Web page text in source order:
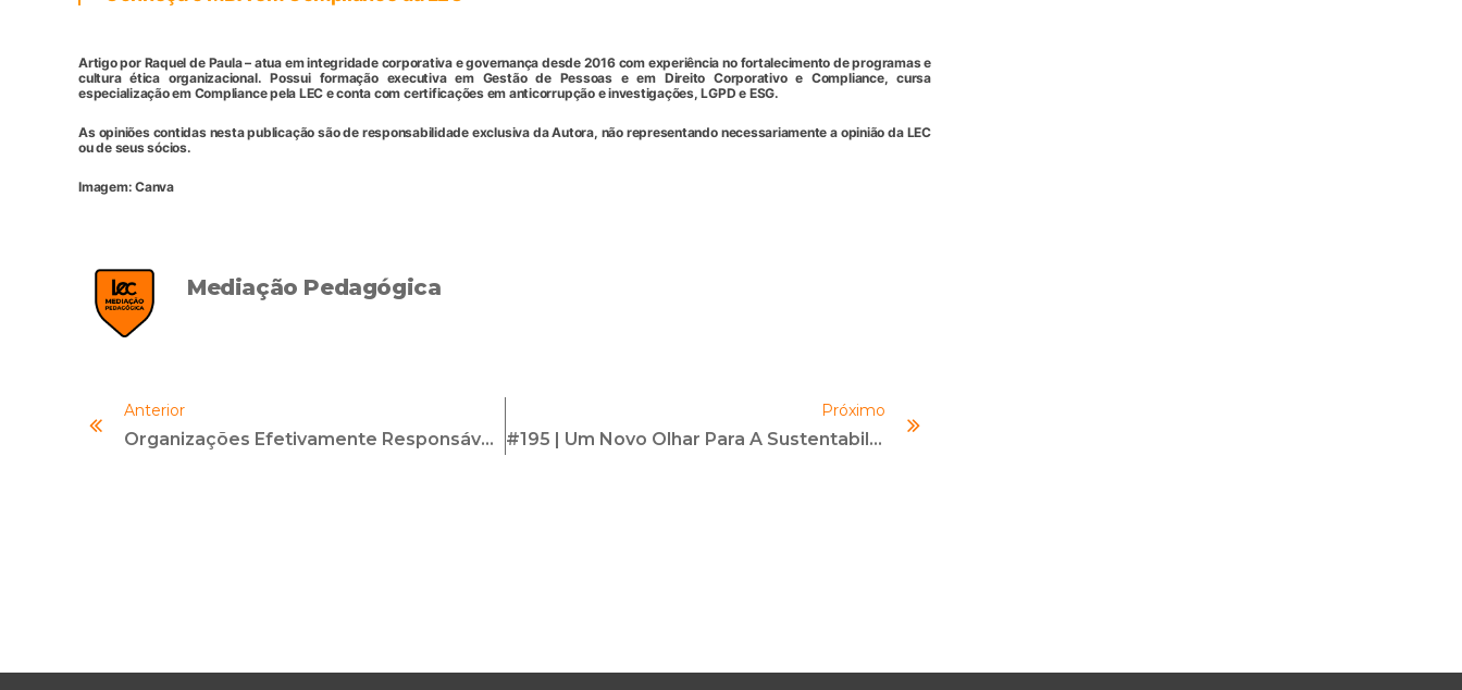
Artigo por Raquel de Paula – atua em integridade corporativa e governança desde 2016 com experiência no fortalecimento de programas e
cultura ética organizacional. Possui formação executiva em Gestão de Pessoas e em Direito Corporativo e Compliance, cursa
especialização em Compliance pela LEC e conta com certificações em anticorrupção e investigações, LGPD e ESG.
As opiniões contidas nesta publicação são de responsabilidade exclusiva da Autora, não representando necessariamente a opinião da LEC
ou de seus sócios.
Imagem: Canva
Mediação Pedagógica
Anterior
Organizações Efetivamente Responsáveis E Sustentáveis No Tocante Às Pessoas – Parte 3
Próximo
#195 | Um Novo Olhar Para A Sustentabilidade | Com Karen Machado